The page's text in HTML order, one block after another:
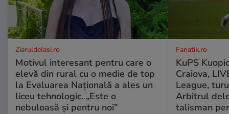
ZiaruldeIasi.ro
Motivul interesant pentru care o
elevă din rural cu o medie de top
la Evaluarea Națională a ales un
liceu tehnologic. „Este o
nebuloasă și pentru noi”
Fanatik.ro
KuPS
Craiova,
League,
Arbitrul
talisman